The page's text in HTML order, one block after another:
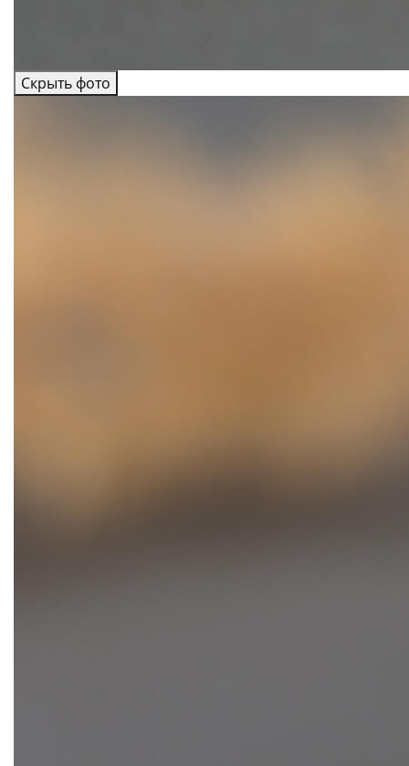
Скрыть фото